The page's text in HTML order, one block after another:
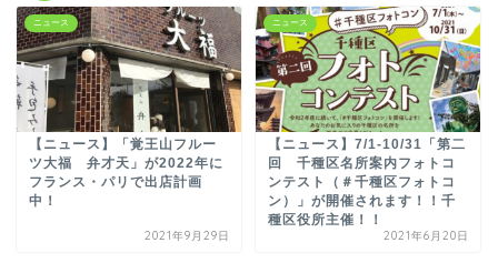
ニュース
【ニュース】「覚王山フルー
ツ大福 弁才天」が2022年に
フランス・パリで出店計画
中！
2021年9月29日
ニュース
【ニュース】7/1-10/31「第二
回 千種区名所案内フォトコ
ンテスト（＃千種区フォトコ
ン）」が開催されます！！千
種区役所主催！！
2021年6月20日